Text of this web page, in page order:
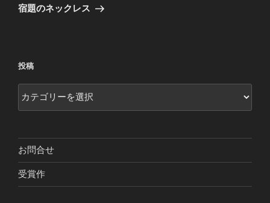
ゲ
ン
の
宿題のネックレス
投稿
稿
お問合せ
受賞作